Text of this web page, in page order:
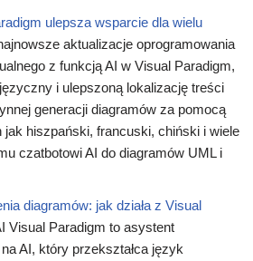
ulepsza wsparcie dla wielu
aktualizacje oprogramowania
z funkcją AI w Visual Paradigm,
i ulepszoną lokalizację treści
generacji diagramów za pomocą
hiszpański, francuski, chiński i wiele
czatbotowi AI do diagramów UML i
diagramów: jak działa z Visual
Visual Paradigm to asystent
AI, który przekształca język